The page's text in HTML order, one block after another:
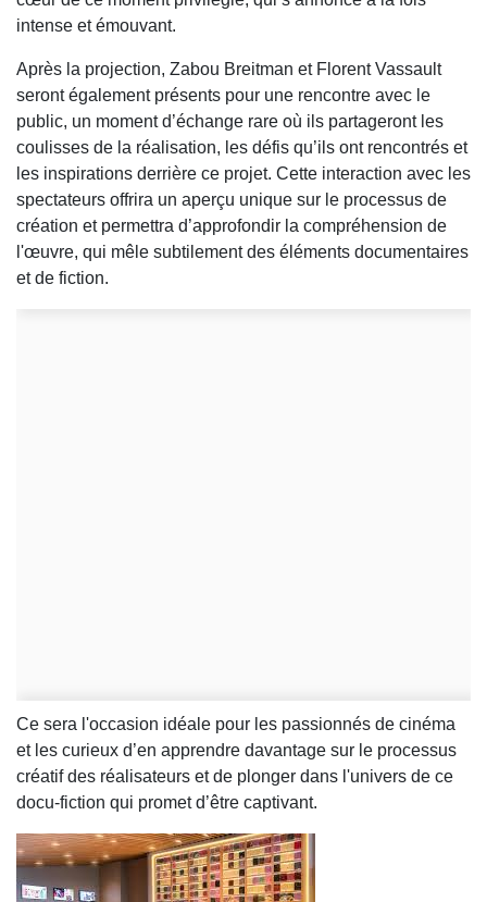
intense et émouvant.
Après la projection, Zabou Breitman et Florent Vassault
seront également présents pour une rencontre avec le
public, un moment d’échange rare où ils partageront les
coulisses de la réalisation, les défis qu’ils ont rencontrés et
les inspirations derrière ce projet. Cette interaction avec les
spectateurs offrira un aperçu unique sur le processus de
création et permettra d’approfondir la compréhension de
l'œuvre, qui mêle subtilement des éléments documentaires
et de fiction.
Ce sera l'occasion idéale pour les passionnés de cinéma
et les curieux d’en apprendre davantage sur le processus
créatif des réalisateurs et de plonger dans l'univers de ce
docu-fiction qui promet d’être captivant.